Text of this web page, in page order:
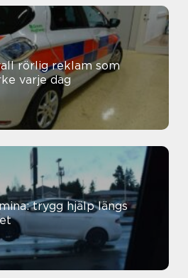
som
varje dag
trygg hjälp längs